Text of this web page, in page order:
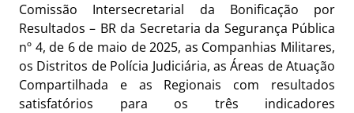
Comissão Intersecretarial da Bonificação por
Resultados – BR da Secretaria da Segurança Pública
nº 4, de 6 de maio de 2025, as Companhias Militares,
os Distritos de Polícia Judiciária, as Áreas de Atuação
Compartilhada e as Regionais com resultados
satisfatórios para os três indicadores